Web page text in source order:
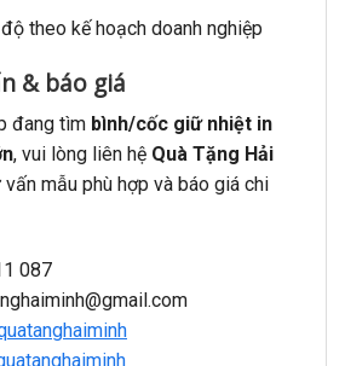
theo kế hoạch doanh nghiệp
& báo giá
đang tìm bình/cốc giữ nhiệt in
, vui lòng liên hệ Quà Tặng Hải
mẫu phù hợp và báo giá chi
087